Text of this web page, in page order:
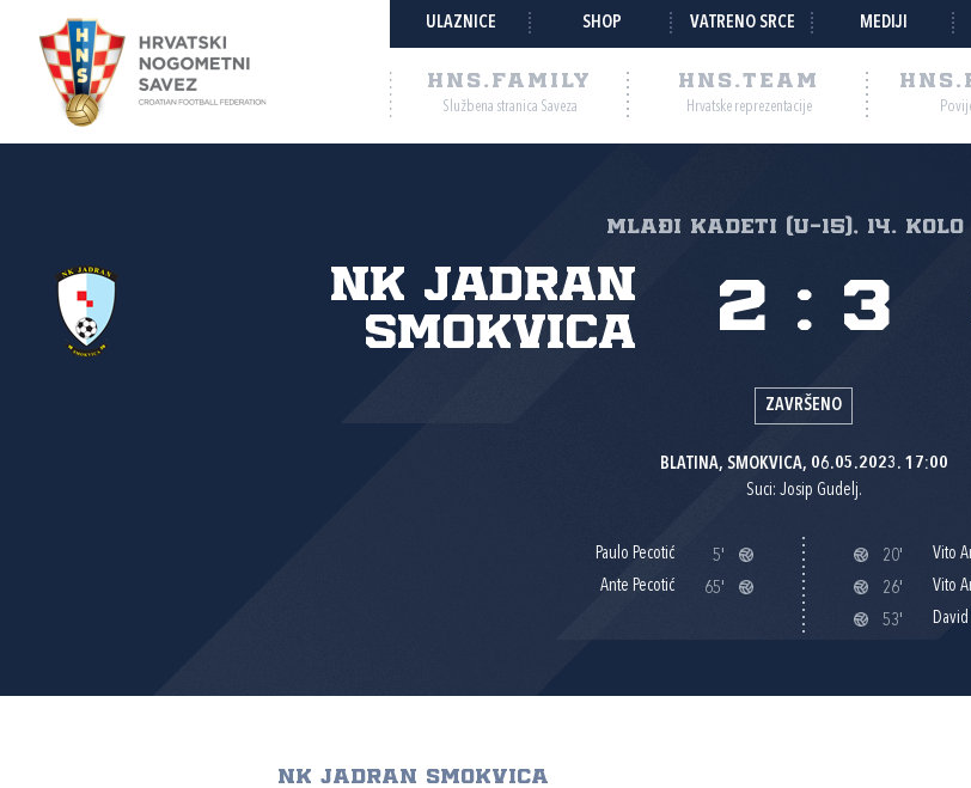
ULAZNICE SHOP VATRENO SRCE MEDIJI
HNS.FAMILY
Službena stranica Saveza
HNS.TEAM
Hrvatske reprezentacije
Mlađi kadeti (U-15), 14. kolo
NK Jadran
Smokvica
2 : 3
ZAVRŠENO
BLATINA, SMOKVICA, 06.05.2023. 17:00
Suci: Josip Gudelj.
Paulo Pecotić
5'
Ante Pecotić
65'
20'
Vito
26'
Vito
53'
NK JADRAN SMOKVICA